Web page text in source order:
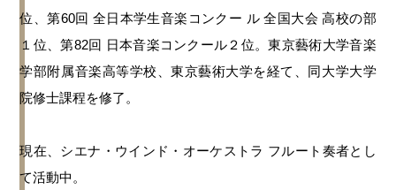
位、第60回 全日本学生音楽コンクー ル 全国大会 高校の部
１位、第82回 日本音楽コンクール２位。東京藝術大学音楽
学部附属音楽高等学校、東京藝術大学を経て、同大学大学
院修士課程を修了。
現在、シエナ・ウインド・オーケストラ フルート奏者とし
て活動中。